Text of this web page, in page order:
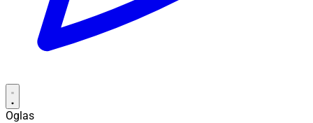
Oglas